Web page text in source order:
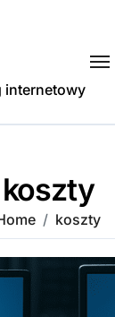
internetowy
koszty
koszty